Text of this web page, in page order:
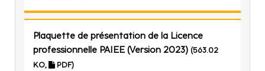
Plaquette de présentation de la Licence
professionnelle PAIEE (Version 2023) (563.02
KO,
PDF)